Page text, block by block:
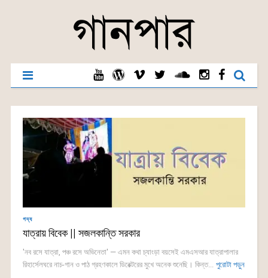
গদ্য
যাত্রায় বিবেক || সজলকান্তি সরকার
'নব রসে যাত্রা, পঞ্চ রসে অভিনেতা' — এমন কথা চ্যাংড়া বয়সেই এমএসআর যাত্রাপালার
রিহার্সেলঘরে নাচ-গান ও পাঠ গ্রহণকালে ডিরেক্টরের মুখে অনেক শুনেছি। কিন্ত... পুরোটা পড়ুন